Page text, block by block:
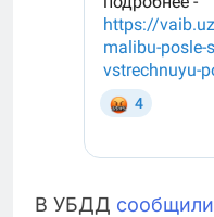
В УБДД сообщили